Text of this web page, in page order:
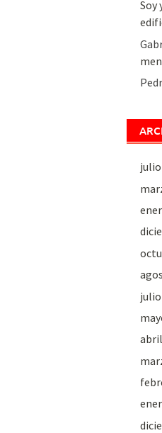
Soy
julio
julio